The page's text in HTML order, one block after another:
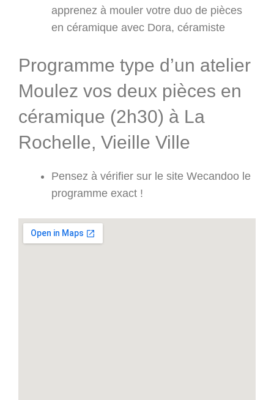
apprenez à mouler votre duo de pièces
en céramique avec Dora, céramiste
Programme type d’un atelier
Moulez vos deux pièces en
céramique (2h30) à La
Rochelle, Vieille Ville
Pensez à vérifier sur le site Wecandoo le
programme exact !